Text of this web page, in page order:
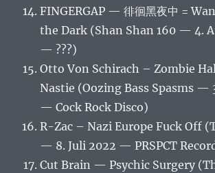
FINGERGAP — 徘徊黑夜中 =
the Dark (Shan Shan 160 — 4.
— ???)
Otto Von Schirach – Zombie
Nastie (Oozing Bass Spasms —
— Cock Rock Disco)
R-Zac – Nazi Europe Fuck Off
— 8. Juli 2022 — PRSPCT
Cut Brain — Psychic Surgery